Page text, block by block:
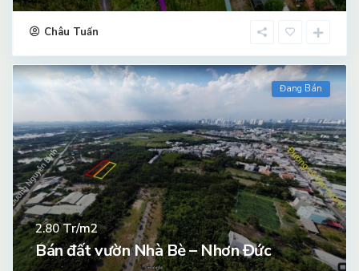
Châu Tuấn
Đang Bán
2.80Tr/m2
Bán đất vườn Nhà Bè – Nhơn Đức